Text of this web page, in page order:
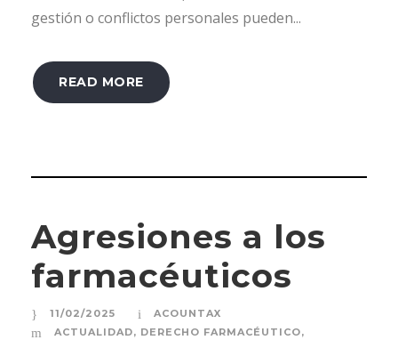
gestión o conflictos personales pueden...
READ MORE
Agresiones a los
farmacéuticos
11/02/2025
ACOUNTAX
ACTUALIDAD, DERECHO FARMACÉUTICO,